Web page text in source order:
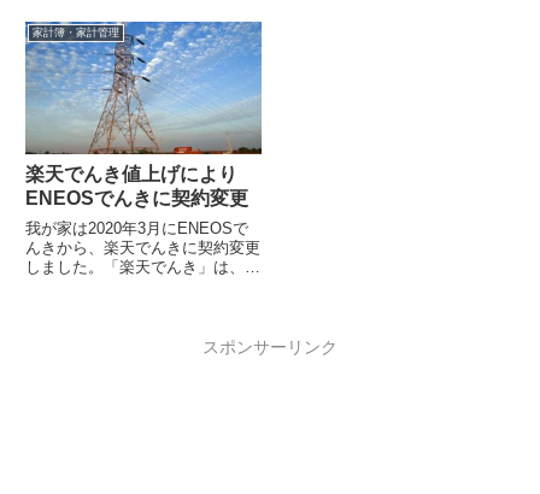
作業時間が相当短縮され効率化さ
れました。...
家計簿・家計管理
楽天でんき値上げにより
ENEOSでんきに契約変更
我が家は2020年3月にENEOSで
んきから、楽天でんきに契約変更
しました。「楽天でんき」は、基
スポンサーリンク